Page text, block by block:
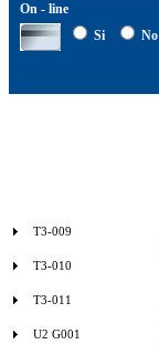
On - line
Si
No
T3-009
T3-010
T3-011
U2 G001